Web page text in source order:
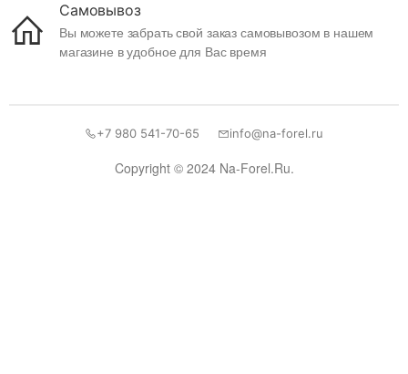
Самовывоз
Вы можете забрать свой заказ самовывозом в нашем
магазине в удобное для Вас время
Copyright © 2024 Na-Forel.Ru.
+7 980 541-70-65 info@na-forel.ru